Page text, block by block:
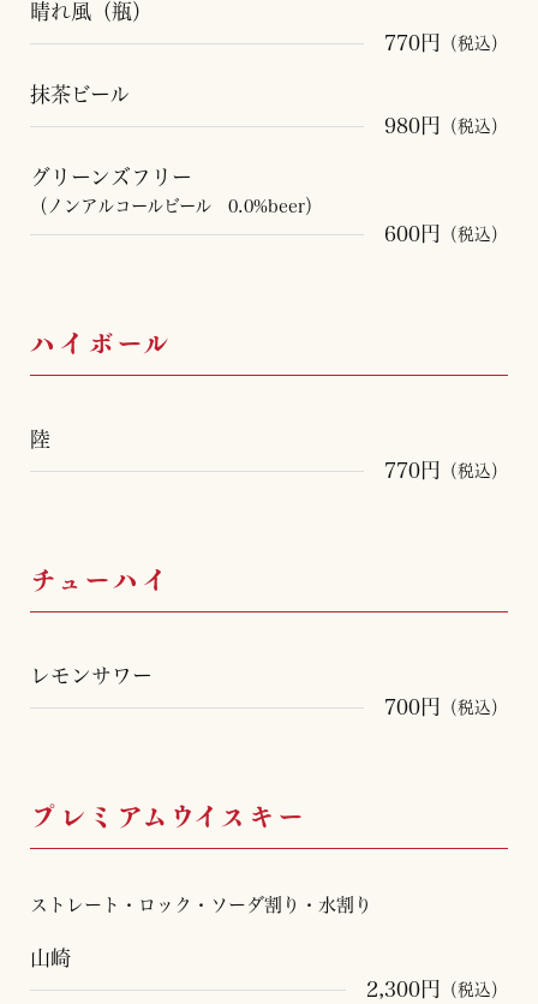
晴れ風（瓶）
770円
（税込）
抹茶ビール
980円
（税込）
グリーンズフリー
（ノンアルコールビール 0.0%beer）
600円 （税込）
ハイボール
陸
770円
（税込）
チューハイ
レモンサワー
700円
（税込）
プレミアムウイスキー
ストレート・ロック・ソーダ割り・水割り
山崎
2,300円
（税込）